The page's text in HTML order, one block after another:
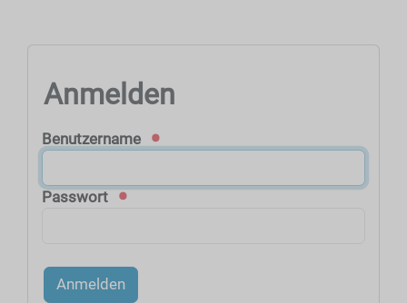
Anmelden
Benutzername
Passwort
Anmelden